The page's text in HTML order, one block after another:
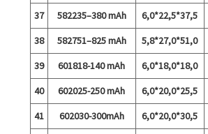
37
582235–380 mAh 6,0*22,5*37,5
38
582751–825 mAh 5,8*27,0*51,0
39
601818-140 mAh 6,0*18,0*18,0
40
602025-250 mAh 6,0*20,0*25,5
41
602030-300mAh 6,0*20,0*30,5